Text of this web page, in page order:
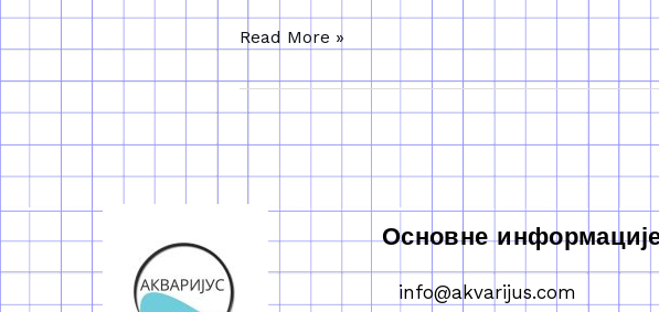
Read More »
Основне
info@akvarijus.com